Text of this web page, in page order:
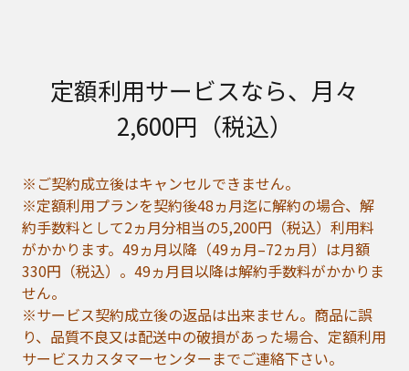
定額利用サービスなら、月々
2,600円（税込）
※ご契約成立後はキャンセルできません。
※定額利用プランを契約後48ヵ月迄に解約の場合、解
約手数料として2ヵ月分相当の5,200円（税込）利用料
がかかります。49ヵ月以降（49ヵ月–72ヵ月）は月額
330円（税込）。49ヵ月目以降は解約手数料がかかりま
せん。
※サービス契約成立後の返品は出来ません。商品に誤
り、品質不良又は配送中の破損があった場合、定額利用
サービスカスタマーセンターまでご連絡下さい。